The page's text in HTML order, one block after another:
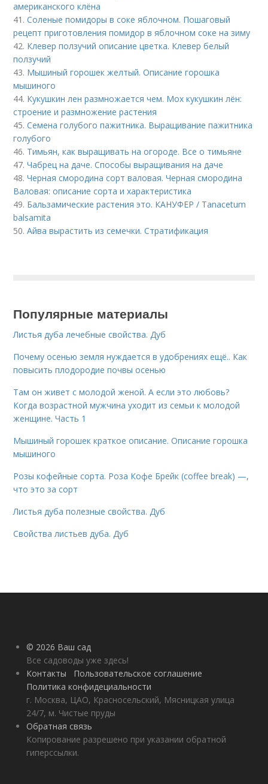
американского клёна
41.Соленые помидоры в соке яблочном. Пошаговый
рецепт приготовления помидор в яблочном соке на зиму
42. Клевер ползучий описание цветка. Клевер белый
ползучий
43. Мышиный горошек желтый. Описание горошка
мышиного
44. Кукушкин лен размножается чем. Мох кукушкин лён:
строение и размножение растения
45.Семена голубого пажитника. Выращивание пажитника
голубого
46. Тимьян, как выращивать на огороде. Все о тимьяне
47.Чабрец на даче. Способы выращивания на даче
48.Черная смородина сорт валовая. Черная смородина
Валовая: описание сорта и характеристика
49. Бальзамические растения это. КАНУФЕР / Tanacetum
balsamita
50.Айва вырастить из семечки. Стратификация
Популярные материалы
Листья дуба лечебные свойства. Дуб
Почему осенью земля нуждается в удобрениях ещё.. Как
повысить плодородие почвы осенью
Там он живет с молодой женой. А если это любовь?
Когда возрастной мужчина уходит из семьи к молодой
женщине. Часть 1
Мышиный горошек краткое описание. Описание горошка
мышиного
Розы кофейные сорта. Роза Кофе Брейк (coffee break) —,
что это за сорт
Листья дуба полезные свойства. Дуб
Свойства листьев дуба. Дуб
© 2026 Ваш сад
Все садоводы уже здесь!
Контакты
Пользовательское соглашение
Политика конфидециальности
г. Москва, ЦАО, Красносельский, Мясницкая улица
24/7, м. Чистые пруды
Обратная связь
Копирование разрешено при указании обратной
гиперссылки.